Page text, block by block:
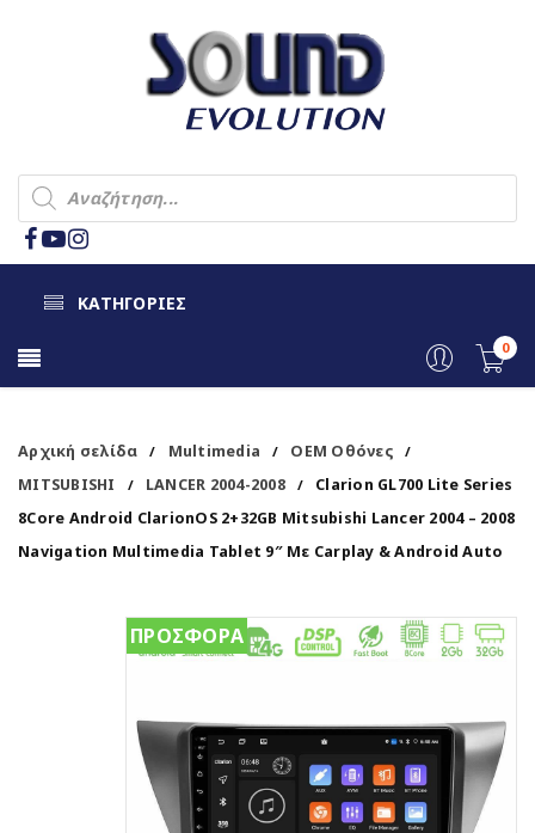
ΚΑΤΗΓΟΡΙΕΣ
0
Αρχική σελίδα / Multimedia / OEM Οθόνες /
MITSUBISHI / LANCER 2004-2008 /
Clarion GL700 Lite Series
8Core Android ClarionOS 2+32GB Mitsubishi Lancer 2004 – 2008
Navigation Multimedia Tablet 9″ Με Carplay & Android Auto
ΠΡΟΣΦΟΡΑ